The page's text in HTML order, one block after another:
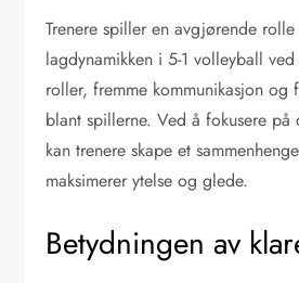
Trenere spiller en avgjørende
lagdynamikken i 5-1 volleyball
roller, fremme kommunikasjon og
blant spillerne. Ved å fokusere på
kan trenere skape et
maksimerer ytelse og glede.
Betydningen av